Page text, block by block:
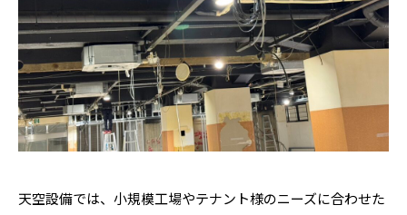
天空設備では、小規模工場やテナント様のニーズに合わせた